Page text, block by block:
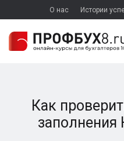
О нас Истории
Как